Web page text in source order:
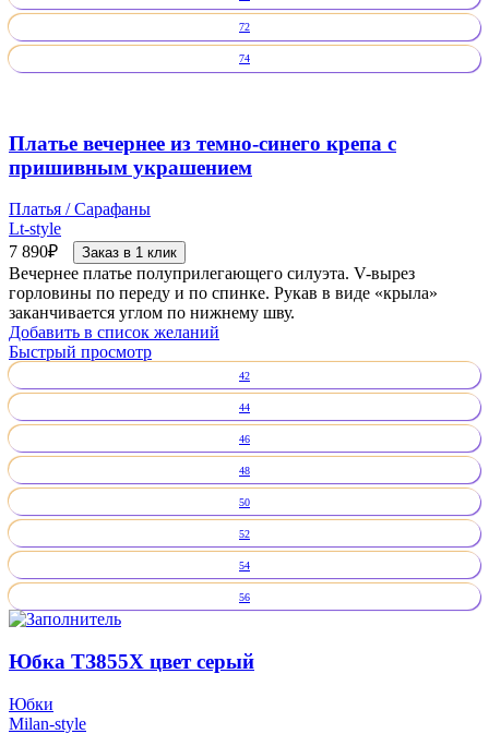
72
74
Платье вечернее из темно-синего крепа с
пришивным украшением
Платья / Сарафаны
Lt-style
7 890₽ Заказ в 1 клик
Вечернее платье полуприлегающего силуэта. V-вырез
горловины по переду и по спинке. Рукав в виде «крыла»
заканчивается углом по нижнему шву.
Добавить в список желаний
Быстрый просмотр
42
44
46
48
50
52
54
56
Юбка ТЗ855Х цвет серый
Юбки
Milan-style